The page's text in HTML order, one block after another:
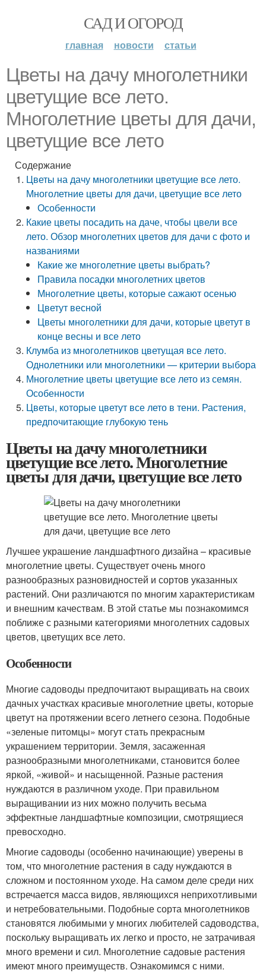
САД И ОГОРОД
главная новости статьи
Цветы на дачу многолетники
цветущие все лето.
Многолетние цветы для дачи,
цветущие все лето
Содержание
Цветы на дачу многолетники цветущие все лето.
Многолетние цветы для дачи, цветущие все лето
Особенности
Какие цветы посадить на даче, чтобы цвели все
лето. Обзор многолетних цветов для дачи с фото и
названиями
Какие же многолетние цветы выбрать?
Правила посадки многолетних цветов
Многолетние цветы, которые сажают осенью
Цветут весной
Цветы многолетники для дачи, которые цветут в
конце весны и все лето
Клумба из многолетников цветущая все лето.
Однолетники или многолетники — критерии выбора
Многолетние цветы цветущие все лето из семян.
Особенности
Цветы, которые цветут все лето в тени. Растения,
предпочитающие глубокую тень
Цветы на дачу многолетники
цветущие все лето. Многолетние
цветы для дачи, цветущие все лето
Лучшее украшение ландшафтного дизайна – красивые
многолетние цветы. Существует очень много
разнообразных разновидностей и сортов указанных
растений. Они различаются по многим характеристикам
и внешним качествам. В этой статье мы познакомимся
поближе с разными категориями многолетних садовых
цветов, цветущих все лето.
Особенности
Многие садоводы предпочитают выращивать на своих
дачных участках красивые многолетние цветы, которые
цветут на протяжении всего летнего сезона. Подобные
«зеленые питомцы» могут стать прекрасным
украшением территории. Земля, засаженная
разнообразными многолетниками, становится более
яркой, «живой» и насыщенной. Разные растения
нуждаются в различном уходе. При правильном
выращивании из них можно получить весьма
эффектные ландшафтные композиции, смотрящиеся
превосходно.
Многие садоводы (особенно начинающие) уверены в
том, что многолетние растения в саду нуждаются в
сложном и постоянном уходе. На самом деле среди них
встречается масса видов, являющихся неприхотливыми
и нетребовательными. Подобные сорта многолетников
становятся любимыми у многих любителей садоводства,
поскольку выращивать их легко и просто, не затрачивая
много времени и сил. Многолетние садовые растения
имеют много преимуществ. Ознакомимся с ними.